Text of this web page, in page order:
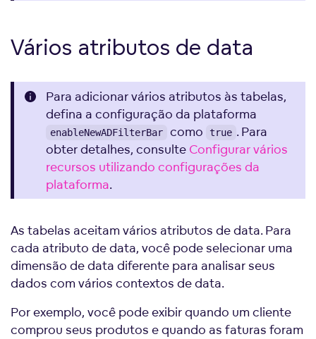
Vários atributos de data
Para adicionar vários atributos às tabelas,
defina a configuração da plataforma
enableNewADFilterBar como true . Para
obter detalhes, consulte Configurar vários
recursos utilizando configurações da
plataforma.
As tabelas aceitam vários atributos de data. Para
cada atributo de data, você pode selecionar uma
dimensão de data diferente para analisar seus
dados com vários contextos de data.
Por exemplo, você pode exibir quando um cliente
comprou seus produtos e quando as faturas foram